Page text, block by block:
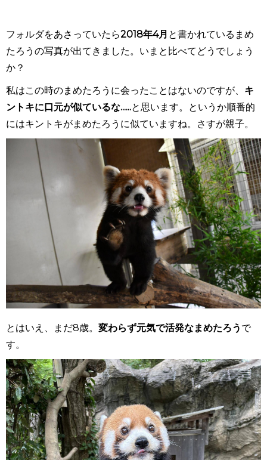
フォルダをあさっていたら2018年4月 と書かれているまめ
たろうの写真が出てきました。いまと比べてどうでしょう
か？
私はこの時のまめたろうに会ったことはないのですが、 キ
ントキに口元が似ているな......と思います。というか順番的
にはキントキがまめたろうに似ていますね。さすが親子。
とはいえ、まだ8歳。 変わらず元気で活発なまめたろう で
す。